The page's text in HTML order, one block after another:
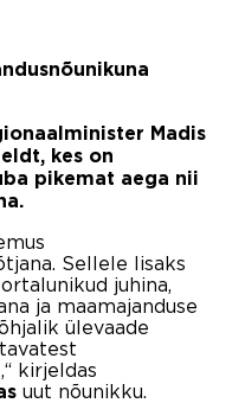
Madis
kes on
pikemat aega nii
Sellele lisaks
juhina,
ja maamajanduse
ülevaade
kirjeldas
uut nõunikku.